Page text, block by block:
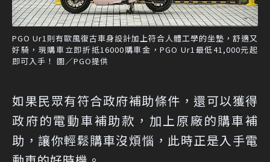
PGO Ur1則有歐風復古車身設計加上符合人體工學的坐墊，舒適又
好騎，現購車立即折抵16000購車金，PGO Ur1最低41,000元起
即可入手！ 圖／PGO提供
如果民眾有符合政府補助條件，還可以獲得
政府的電動車補助款，加上原廠的購車補
助，讓你輕鬆購車沒煩惱，此時正是入手電